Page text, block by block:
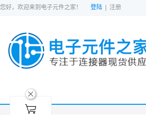
您好，欢迎来到电子元件之家！ 登陆 注册
ဆ
